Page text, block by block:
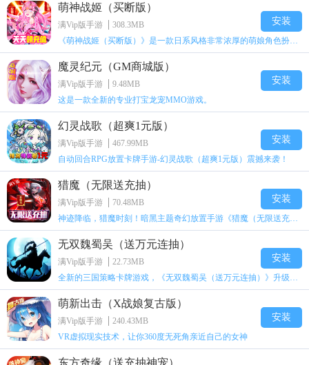
萌神战姬（买断版）
满Vip版手游
308.3MB
安装
魔灵纪元（GM商城版）
满Vip版手游
9.48MB
这是一款全新的专业打宝龙宠MMO游戏。
安装
幻灵战歌（超爽1元版）
满Vip版手游
467.99MB
自动回合RPG放置卡牌手游-幻灵战歌（超爽1元版）震撼来袭！
安装
猎魔（无限送充抽）
满Vip版手游
70.48MB
安装
无双魏蜀吴（送万元连抽）
满Vip版手游
22.73MB
安装
萌新出击（X战娘复古版）
满Vip版手游
240.43MB
VR虚拟现实技术，让你360度无死角亲近自己的女神
安装
东方奇缘（送充抽神宠）